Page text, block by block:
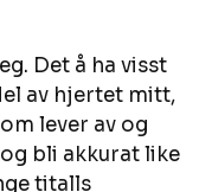
Det å ha visst
av hjertet mitt,
lever av og
bli akkurat like
titalls